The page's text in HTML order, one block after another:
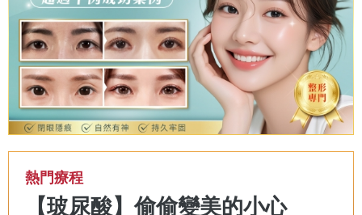
熱門療程
【玻尿酸】偷偷變美的小心